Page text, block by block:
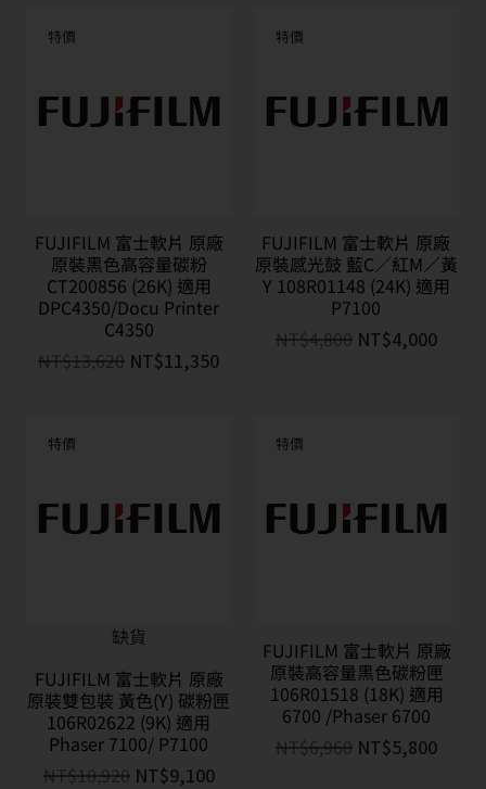
特價
FUJIFILM 富士軟片 原廠
原裝黑色高容量碳粉
CT200856 (26K) 適用
DPC4350/Docu Printer
C4350
NT$13,620 NT$11,350
特價
FUJIFILM 富士軟片 原廠
原裝感光鼓 藍C／紅M／黃
Y 108R01148 (24K) 適用
P7100
NT$4,800 NT$4,000
特價
缺貨
FUJIFILM 富士軟片 原廠
原裝雙包裝 黃色(Y) 碳粉匣
106R02622 (9K) 適用
Phaser 7100/ P7100
NT$10,920 NT$9,100
特價
FUJIFILM 富士軟片 原廠
原裝高容量黑色碳粉匣
106R01518 (18K) 適用
6700 /Phaser 6700
NT$6,960 NT$5,800